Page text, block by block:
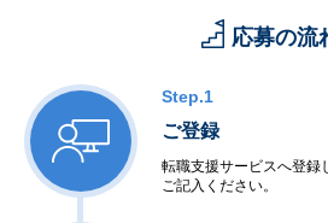
応募の流
Step.1
ご登録
転職支援サービスへ登録
ご記入ください。